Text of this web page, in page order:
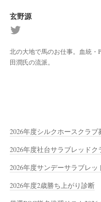
玄野源
北の大地で馬のお仕事。血統
田潤氏の流派。
2026年度シルクホースクラブ
2026年度社台サラブレッドク
2026年度サンデーサラブレ
2026年度2歳勝ち上がり診断